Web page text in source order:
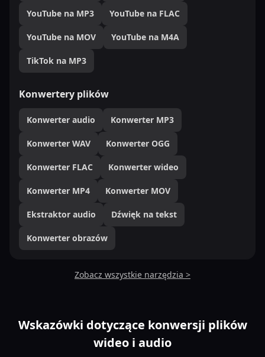
YouTube na MP3 YouTube na FLAC
YouTube na MOV YouTube na M4A
TikTok na MP3
Konwertery plików
Konwerter audio Konwerter MP3
Konwerter WAV Konwerter OGG
Konwerter FLAC Konwerter wideo
Konwerter MP4 Konwerter MOV
Ekstraktor audio Dźwięk na tekst
Konwerter obrazów
Zobacz wszystkie narzędzia >
Wskazówki dotyczące konwersji plików
wideo i audio